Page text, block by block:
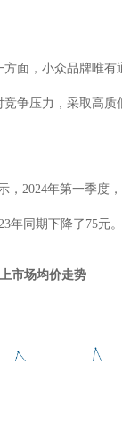
面，小众品牌唯有
争压力，采取高质
， 2024年第一季度，
年同期下降了 75元。
市场均价走势